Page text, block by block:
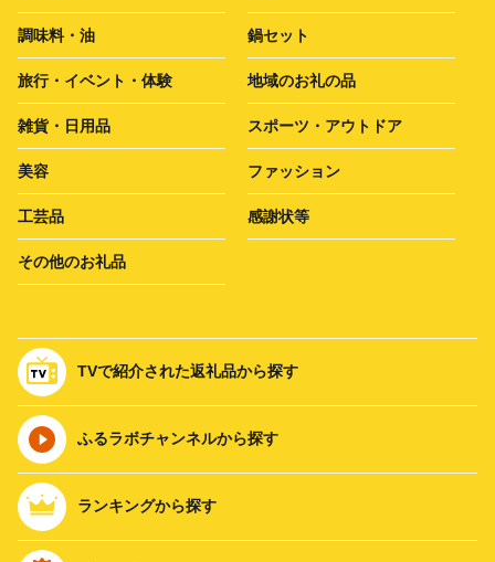
調味料・油 鍋セット
旅行・イベント・体験 地域のお礼の品
雑貨・日用品 スポーツ・アウトドア
美容 ファッション
工芸品 感謝状等
その他のお礼品
TVで紹介された返礼品から探す
ふるラボチャンネルから探す
ランキングから探す